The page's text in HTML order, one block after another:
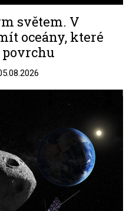
světem. V
oceány, které